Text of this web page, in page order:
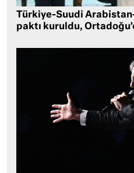
Türkiye-Suudi
paktı kuruldu,